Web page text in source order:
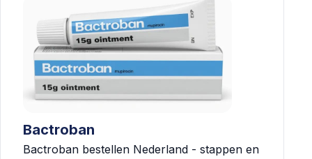
Bactroban
Bactroban bestellen Nederland - stappen en